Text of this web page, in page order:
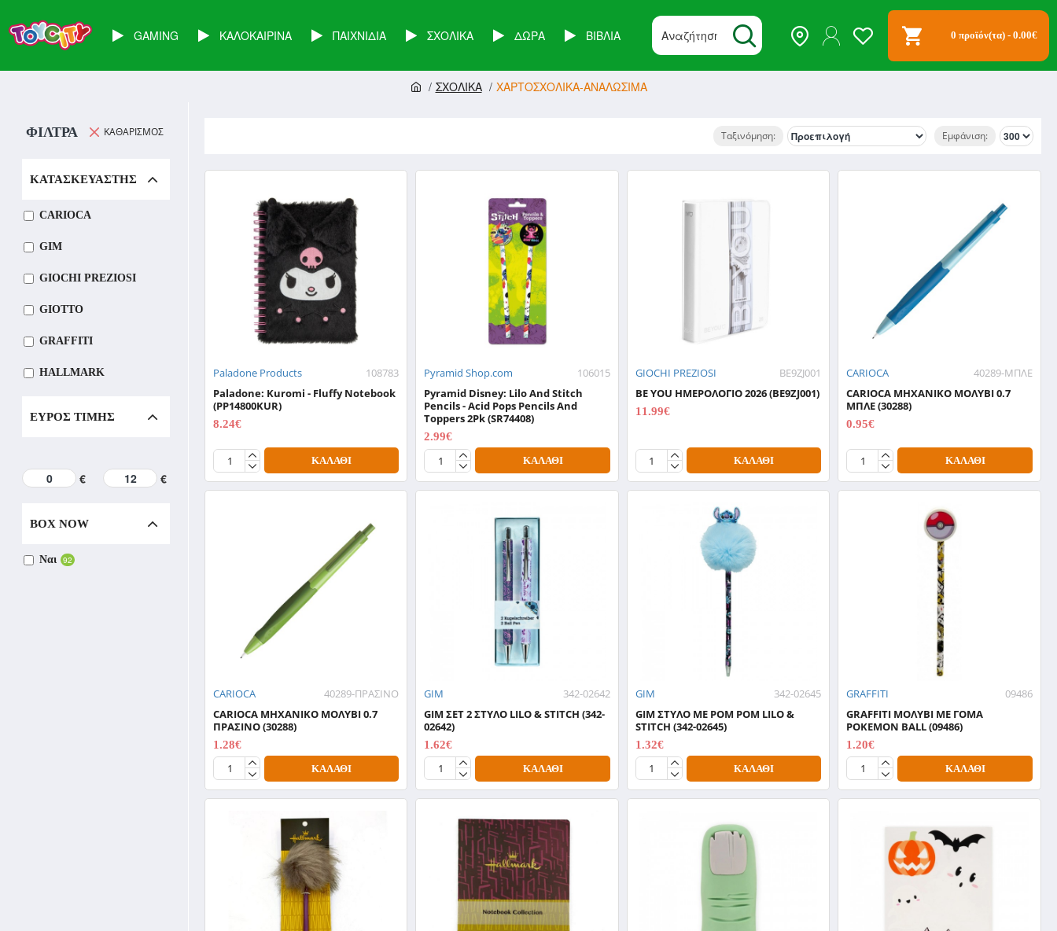
GAMING ΚΑΛΟΚΑΙΡΙΝΑ ΠΑΙΧΝΙΔΙΑ ΣΧΟΛΙΚΑ ΔΩΡΑ ΒΙΒΛΙΑ 0 προϊόν(τα) - 0.00€
ΣΧΟΛΙΚΑ ΧΑΡΤΟΣΧΟΛΙΚΑ-ΑΝΑΛΩΣΙΜΑ
ΦΊΛΤΡΑ KΑΘΑΡΙΣΜΌΣ
ΕΎΡΟΣ ΤΙΜΉΣ
€ €
ΚΑΤΑΣΚΕΥΑΣΤΉΣ
CARIOCA
GIM
GIOCHI PREZIOSI
GIOTTO
GRAFFITI
HALLMARK
MUST
PAPAZOGLOU
PENSAN
BOX NOW
Ναι 92
Ταξινόμηση: Εμφάνιση:
Paladone Products
108783
Paladone: Kuromi - Fluffy Notebook
(PP14800KUR)
8.24€
ΚΑΛΆΘΙ
Pyramid Shop.com
106015
Pyramid Disney: Lilo And Stitch
Pencils - Acid Pops Pencils And
Toppers 2Pk (SR74408)
2.99€
ΚΑΛΆΘΙ
GIOCHI PREZIOSI
BE9ZJ001
BE YOU ΗΜΕΡΟΛΟΓΙΟ 2026 (BE9ZJ001)
11.99€
ΚΑΛΆΘΙ
CARIOCA
40289-ΜΠΛΕ
CARIOCA ΜΗΧΑΝΙΚΟ ΜΟΛΥΒΙ 0.7
ΜΠΛΕ (30288)
0.95€
ΚΑΛΆΘΙ
CARIOCA
40289-ΠΡΑΣΙΝΟ
CARIOCA ΜΗΧΑΝΙΚΟ ΜΟΛΥΒΙ 0.7
ΠΡΑΣΙΝΟ (30288)
1.28€
ΚΑΛΆΘΙ
GIM
342-02642
GIM ΣΕΤ 2 ΣΤΥΛΟ LILO & STITCH (342-
02642)
1.62€
ΚΑΛΆΘΙ
GIM
342-02645
GIM ΣΤΥΛΟ ME POM POM LILO &
STITCH (342-02645)
1.32€
ΚΑΛΆΘΙ
GRAFFITI
09486
GRAFFITI ΜΟΛΥΒΙ ΜΕ ΓΟΜΑ
POKEMON BALL (09486)
1.20€
ΚΑΛΆΘΙ